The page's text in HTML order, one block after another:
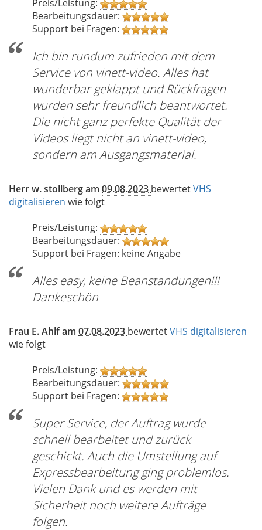
Preis/Leistung:
Bearbeitungsdauer:
Support bei Fragen:
Ich bin rundum zufrieden mit dem
Service von vinett-video. Alles hat
wunderbar geklappt und Rückfragen
wurden sehr freundlich beantwortet.
Die nicht ganz perfekte Qualität der
Videos liegt nicht an vinett-video,
sondern am Ausgangsmaterial.
Herr w. stollberg am 09.08.2023 bewertetVHS
digitalisieren wie folgt
Preis/Leistung:
Bearbeitungsdauer:
Support bei Fragen: keine Angabe
Alles easy, keine Beanstandungen!!!
Dankeschön
Frau E. Ahlf am 07.08.2023 bewertetVHS digitalisieren
wie folgt
Preis/Leistung:
Bearbeitungsdauer:
Support bei Fragen:
Super Service, der Auftrag wurde
schnell bearbeitet und zurück
geschickt. Auch die Umstellung auf
Expressbearbeitung ging problemlos.
Vielen Dank und es werden mit
Sicherheit noch weitere Aufträge
folgen.